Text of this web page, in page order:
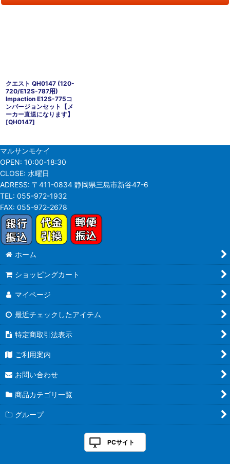
クエスト QH0147 (120-
720/E12S-787用)
Impaction E12S-775コ
ンバージョンセット【メ
ーカー直送になります】
[QH0147]
マルサンモケイ
OPEN: 10:00-18:30
CLOSE: 水曜日
ADRESS: 〒411-0834 静岡県三島市新谷47-6
TEL: 055-972-1932
FAX: 055-972-2678
ホーム
ショッピングカート
マイページ
最近チェックしたアイテム
特定商取引法表示
ご利用案内
お問い合わせ
商品カテゴリ一覧
グループ
PCサイト